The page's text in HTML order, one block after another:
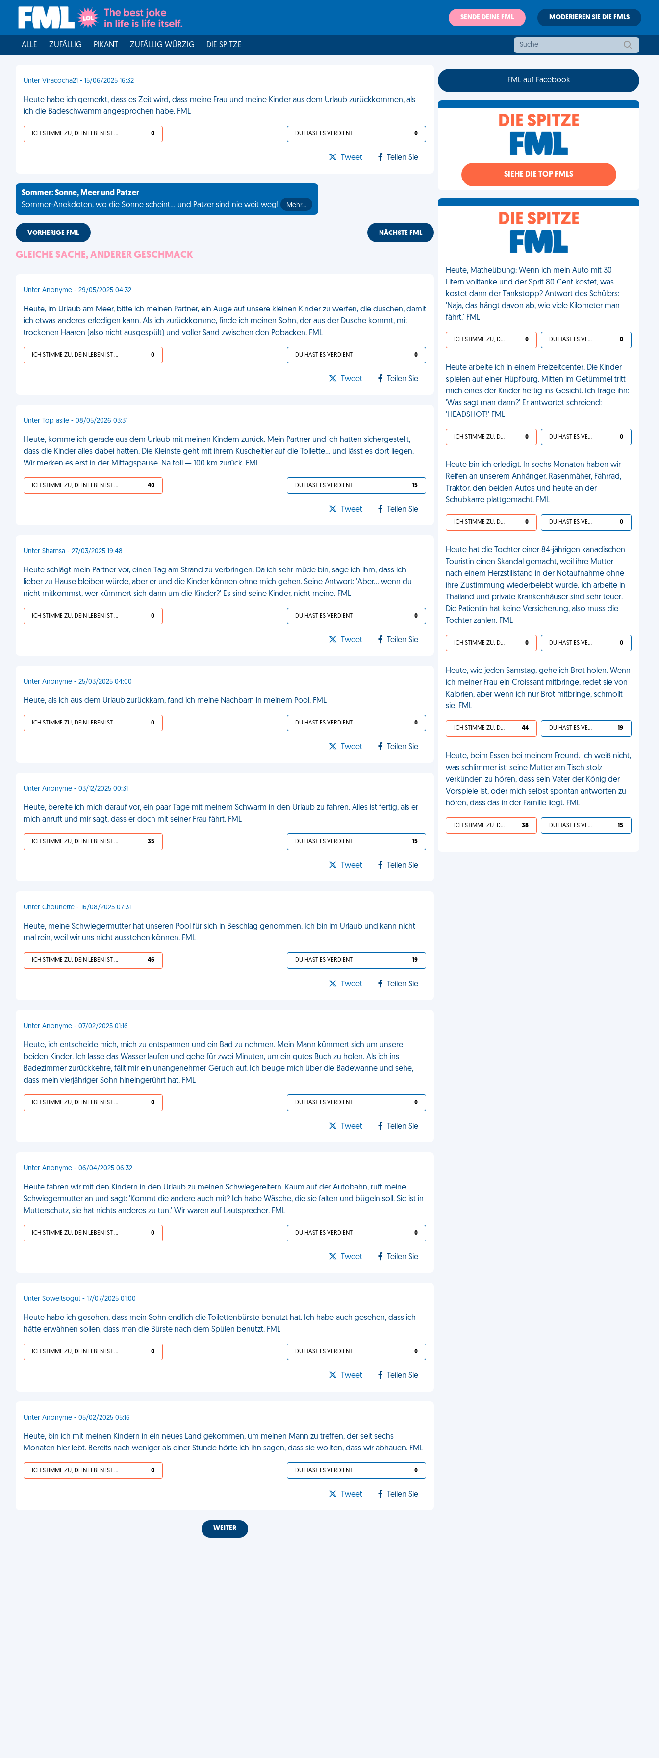
SENDE DEINE FML MODERIEREN SIE DIE FMLS
ALLE ZUFÄLLIG PIKANT ZUFÄLLIG WÜRZIG DIE SPITZE
Unter Viracocha21 - 15/06/2025 16:32
Heute habe ich gemerkt, dass es Zeit wird, dass meine Frau und meine Kinder aus dem Urlaub zurückkommen, als
ich die Badeschwamm angesprochen habe. FML
ICH STIMME ZU, DEIN LEBEN IST SCHEISSE 0 DU HAST ES VERDIENT 0
Tweet Teilen Sie
Sommer: Sonne, Meer und Patzer
Sommer-Anekdoten, wo die Sonne scheint... und Patzer sind nie weit weg!
Mehr…
VORHERIGE FML NÄCHSTE FML
GLEICHE SACHE, ANDERER GESCHMACK
Unter Anonyme - 29/05/2025 04:32
Heute, im Urlaub am Meer, bitte ich meinen Partner, ein Auge auf unsere kleinen Kinder zu werfen, die duschen, damit
ich etwas anderes erledigen kann. Als ich zurückkomme, finde ich meinen Sohn, der aus der Dusche kommt, mit
trockenen Haaren (also nicht ausgespült) und voller Sand zwischen den Pobacken. FML
ICH STIMME ZU, DEIN LEBEN IST SCHEISSE 0 DU HAST ES VERDIENT 0
Tweet Teilen Sie
Unter Top asile - 08/05/2026 03:31
Heute, komme ich gerade aus dem Urlaub mit meinen Kindern zurück. Mein Partner und ich hatten sichergestellt,
dass die Kinder alles dabei hatten. Die Kleinste geht mit ihrem Kuscheltier auf die Toilette... und lässt es dort liegen.
Wir merken es erst in der Mittagspause. Na toll — 100 km zurück. FML
ICH STIMME ZU, DEIN LEBEN IST SCHEISSE 40 DU HAST ES VERDIENT 15
Tweet Teilen Sie
Unter Shamsa - 27/03/2025 19:48
Heute schlägt mein Partner vor, einen Tag am Strand zu verbringen. Da ich sehr müde bin, sage ich ihm, dass ich
lieber zu Hause bleiben würde, aber er und die Kinder können ohne mich gehen. Seine Antwort: 'Aber... wenn du
nicht mitkommst, wer kümmert sich dann um die Kinder?' Es sind seine Kinder, nicht meine. FML
ICH STIMME ZU, DEIN LEBEN IST SCHEISSE 0 DU HAST ES VERDIENT 0
Tweet Teilen Sie
Unter Anonyme - 25/03/2025 04:00
Heute, als ich aus dem Urlaub zurückkam, fand ich meine Nachbarn in meinem Pool. FML
ICH STIMME ZU, DEIN LEBEN IST SCHEISSE 0 DU HAST ES VERDIENT 0
Tweet Teilen Sie
Unter Anonyme - 03/12/2025 00:31
Heute, bereite ich mich darauf vor, ein paar Tage mit meinem Schwarm in den Urlaub zu fahren. Alles ist fertig, als er
mich anruft und mir sagt, dass er doch mit seiner Frau fährt. FML
ICH STIMME ZU, DEIN LEBEN IST SCHEISSE 35 DU HAST ES VERDIENT 15
Tweet Teilen Sie
Unter Chounette - 16/08/2025 07:31
Heute, meine Schwiegermutter hat unseren Pool für sich in Beschlag genommen. Ich bin im Urlaub und kann nicht
mal rein, weil wir uns nicht ausstehen können. FML
ICH STIMME ZU, DEIN LEBEN IST SCHEISSE 46 DU HAST ES VERDIENT 19
Tweet Teilen Sie
Unter Anonyme - 07/02/2025 01:16
Heute, ich entscheide mich, mich zu entspannen und ein Bad zu nehmen. Mein Mann kümmert sich um unsere
beiden Kinder. Ich lasse das Wasser laufen und gehe für zwei Minuten, um ein gutes Buch zu holen. Als ich ins
Badezimmer zurückkehre, fällt mir ein unangenehmer Geruch auf. Ich beuge mich über die Badewanne und sehe,
dass mein vierjähriger Sohn hineingerührt hat. FML
ICH STIMME ZU, DEIN LEBEN IST SCHEISSE 0 DU HAST ES VERDIENT 0
Tweet Teilen Sie
Unter Anonyme - 06/04/2025 06:32
Heute fahren wir mit den Kindern in den Urlaub zu meinen Schwiegereltern. Kaum auf der Autobahn, ruft meine
Schwiegermutter an und sagt: 'Kommt die andere auch mit? Ich habe Wäsche, die sie falten und bügeln soll. Sie ist in
Mutterschutz, sie hat nichts anderes zu tun.' Wir waren auf Lautsprecher. FML
ICH STIMME ZU, DEIN LEBEN IST SCHEISSE 0 DU HAST ES VERDIENT 0
Tweet Teilen Sie
Unter Soweitsogut - 17/07/2025 01:00
Heute habe ich gesehen, dass mein Sohn endlich die Toilettenbürste benutzt hat. Ich habe auch gesehen, dass ich
hätte erwähnen sollen, dass man die Bürste nach dem Spülen benutzt. FML
ICH STIMME ZU, DEIN LEBEN IST SCHEISSE 0 DU HAST ES VERDIENT 0
Tweet Teilen Sie
Unter Anonyme - 05/02/2025 05:16
Heute, bin ich mit meinen Kindern in ein neues Land gekommen, um meinen Mann zu treffen, der seit sechs
Monaten hier lebt. Bereits nach weniger als einer Stunde hörte ich ihn sagen, dass sie wollten, dass wir abhauen. FML
ICH STIMME ZU, DEIN LEBEN IST SCHEISSE 0 DU HAST ES VERDIENT 0
Tweet Teilen Sie
WEITER
FML auf Facebook
DIE SPITZE
SIEHE DIE TOP FMLS
DIE SPITZE
Heute, Matheübung: Wenn ich mein Auto mit 30
Litern volltanke und der Sprit 80 Cent kostet, was
kostet dann der Tankstopp? Antwort des Schülers:
'Naja, das hängt davon ab, wie viele Kilometer man
fährt.' FML
ICH STIMME ZU, DEIN LEBEN IST SCHEISSE 0 DU HAST ES VERDIENT 0
Heute arbeite ich in einem Freizeitcenter. Die Kinder
spielen auf einer Hüpfburg. Mitten im Getümmel tritt
mich eines der Kinder heftig ins Gesicht. Ich frage ihn:
'Was sagt man dann?' Er antwortet schreiend:
'HEADSHOT!' FML
ICH STIMME ZU, DEIN LEBEN IST SCHEISSE 0 DU HAST ES VERDIENT 0
Heute bin ich erledigt. In sechs Monaten haben wir
Reifen an unserem Anhänger, Rasenmäher, Fahrrad,
Traktor, den beiden Autos und heute an der
Schubkarre plattgemacht. FML
ICH STIMME ZU, DEIN LEBEN IST SCHEISSE 0 DU HAST ES VERDIENT 0
Heute hat die Tochter einer 84-jährigen kanadischen
Touristin einen Skandal gemacht, weil ihre Mutter
nach einem Herzstillstand in der Notaufnahme ohne
ihre Zustimmung wiederbelebt wurde. Ich arbeite in
Thailand und private Krankenhäuser sind sehr teuer.
Die Patientin hat keine Versicherung, also muss die
Tochter zahlen. FML
ICH STIMME ZU, DEIN LEBEN IST SCHEISSE 0 DU HAST ES VERDIENT 0
Heute, wie jeden Samstag, gehe ich Brot holen. Wenn
ich meiner Frau ein Croissant mitbringe, redet sie von
Kalorien, aber wenn ich nur Brot mitbringe, schmollt
sie. FML
ICH STIMME ZU, DEIN LEBEN IST SCHEISSE 44 DU HAST ES VERDIENT 19
Heute, beim Essen bei meinem Freund. Ich weiß nicht,
was schlimmer ist: seine Mutter am Tisch stolz
verkünden zu hören, dass sein Vater der König der
Vorspiele ist, oder mich selbst spontan antworten zu
hören, dass das in der Familie liegt. FML
ICH STIMME ZU, DEIN LEBEN IST SCHEISSE 38 DU HAST ES VERDIENT 15